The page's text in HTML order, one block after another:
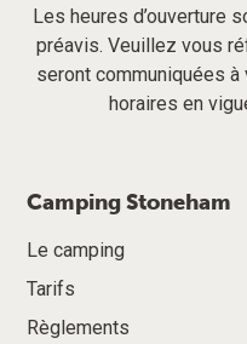
Les heures d’ouverture
préavis. Veuillez vous
seront communiquées
horaires en
Camping Stoneham
Le camping
Tarifs
Règlements